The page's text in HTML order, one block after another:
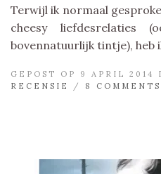
Terwijl ik normaal
cheesy liefdesrelaties
bovennatuurlijk tintje), heb
GEPOST OP 9 APRIL 2014
RECENSIE
/ 8 COMMENTS